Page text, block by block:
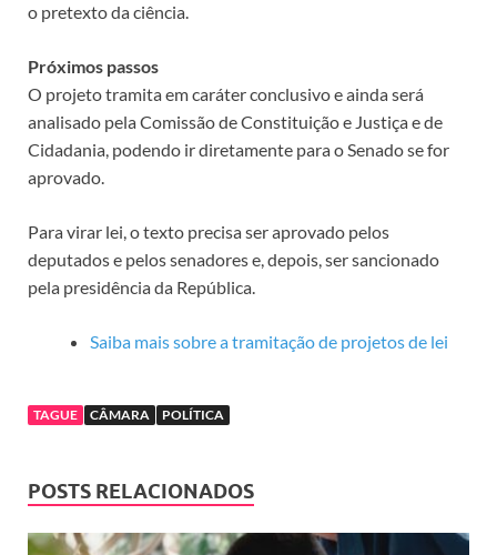
o pretexto da ciência.
Próximos passos
O projeto tramita emcaráter conclusivoe ainda será
analisado pela Comissão de Constituição e Justiça e de
Cidadania, podendo ir diretamente para o Senado se for
aprovado.
Para virar lei, o texto precisa ser aprovado pelos
deputados e pelos senadores e, depois, ser sancionado
pela presidência da República.
Saiba mais sobre a tramitação de projetos de lei
TAGUE CÂMARA POLÍTICA
POSTS RELACIONADOS